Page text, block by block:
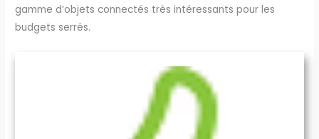
gamme d’objets connectés très intéressants pour les
budgets serrés.